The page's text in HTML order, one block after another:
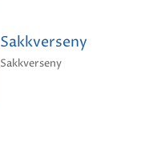
Sakkverseny
Sakkverseny